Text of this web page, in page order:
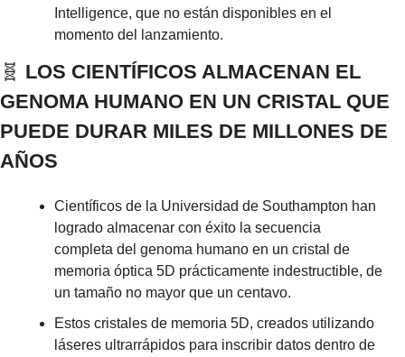
Intelligence, que no están disponibles en el
momento del lanzamiento.
🧬 LOS CIENTÍFICOS ALMACENAN EL
GENOMA HUMANO EN UN CRISTAL QUE
PUEDE DURAR MILES DE MILLONES DE
AÑOS
Científicos de la Universidad de Southampton han
logrado almacenar con éxito la secuencia
completa del genoma humano en un cristal de
memoria óptica 5D prácticamente indestructible, de
un tamaño no mayor que un centavo.
Estos cristales de memoria 5D, creados utilizando
láseres ultrarrápidos para inscribir datos dentro de